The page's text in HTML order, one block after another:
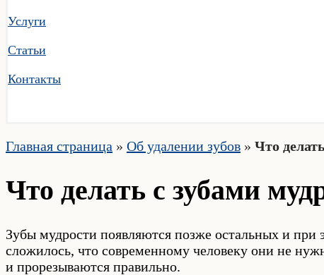
Услуги
Статьи
Контакты
Главная страница » Об удалении зубов » Что
Что делать с зубами
Зубы мудрости появляются позже остальных и
сложилось, что современному человеку они не
и прорезываются правильно.